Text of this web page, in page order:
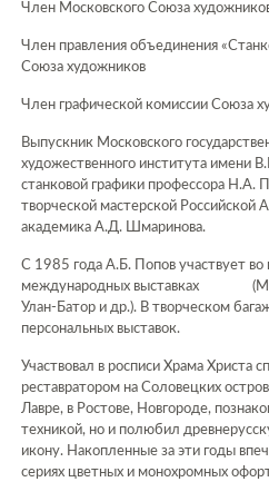
Член Московского Союза
Член правления объединения
Союза художников
Член графической комиссии Союза
Выпускник Московского
художественного института имени
станковой графики профессора Н.А.
творческой мастерской Российской
академика А.Д. Шмаринова.
С 1985 года А.Б. Попов участвует во
международных выставках
Улан-Батор и др.). В творческом
персональных выставок.
Участвовал в росписи Храма Христа
реставратором на Соловецких
Лавре, в Ростове, Новгороде,
техникой, но и полюбил
икону. Накопленные за эти годы
сериях цветных и монохромных